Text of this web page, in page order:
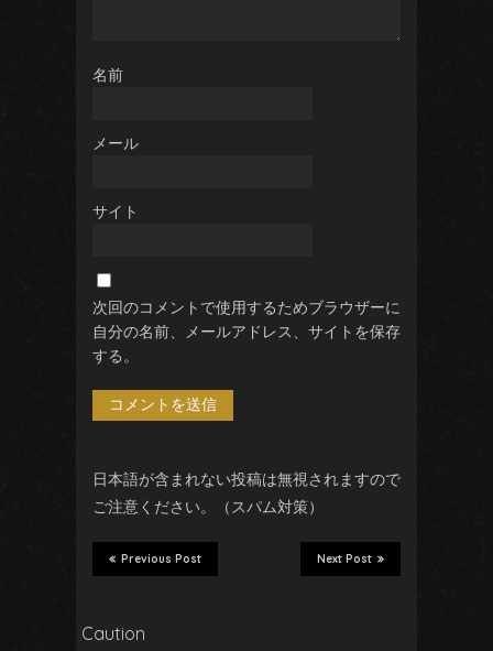
名前
メール
サイト
次回のコメントで使用するためブラウザーに
自分の名前、メールアドレス、サイトを保存
する。
日本語が含まれない投稿は無視されますので
ご注意ください。（スパム対策）
Next Post
Previous Post
Caution